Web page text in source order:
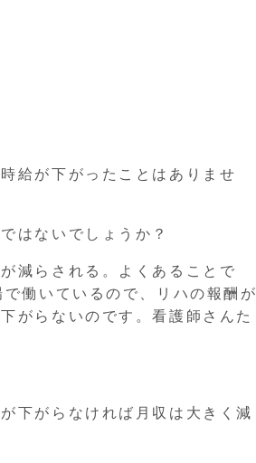
給が下がったことはありませ
はないでしょうか？
減らされる。よくあることで
働いているので、リハの報酬が
がらないのです。看護師さんた
下がらなければ月収は大きく減